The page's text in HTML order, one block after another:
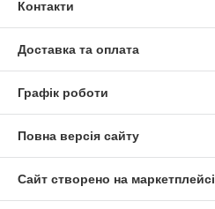
Контакти
Доставка та оплата
Графік роботи
Повна версія сайту
Сайт створено на маркетплейсі